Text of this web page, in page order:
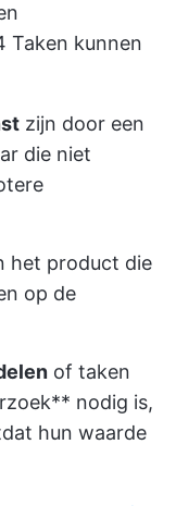
Taken kunnen
zijn door een
die niet
het product die
op de
of taken
nodig is,
hun waarde